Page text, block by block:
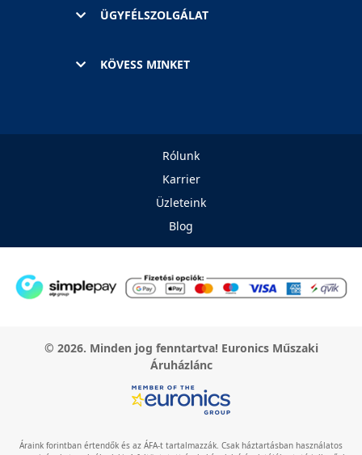
ÜGYFÉLSZOLGÁLAT
KÖVESS MINKET
Rólunk
Karrier
Üzleteink
Blog
© 2026. Minden jog fenntartva! Euronics Műszaki
Áruházlánc
Áraink forintban értendők és az ÁFA-t tartalmazzák. Csak háztartásban használatos